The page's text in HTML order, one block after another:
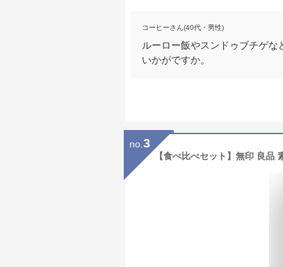
コーヒーさん(40代・男性)
ルーロー飯やスンドゥブチゲ
いかがですか。
no. 3